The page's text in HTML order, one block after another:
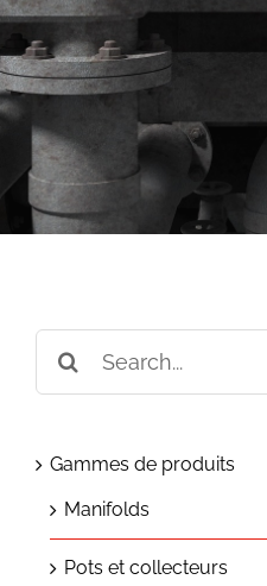
Search
for:
Gammes de produits
Manifolds
Pots et collecteurs